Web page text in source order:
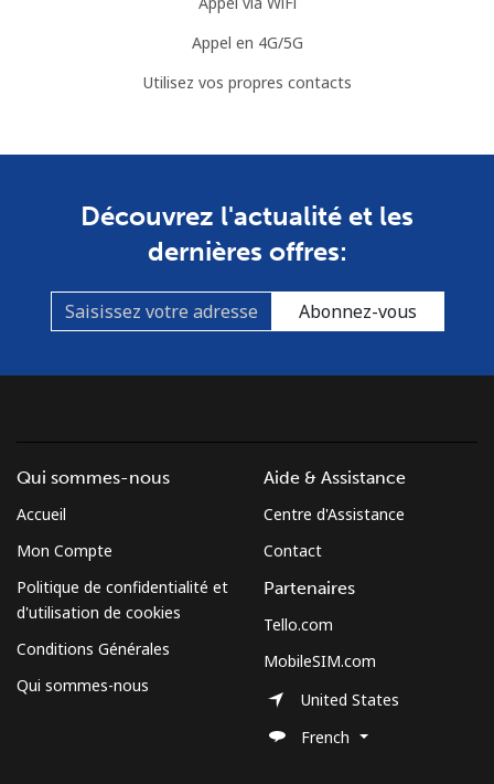
Appel en 4G/5G
Utilisez vos propres contacts
Découvrez l'actualité et les
dernières offres:
Abonnez-vous
Qui sommes-nous
Accueil
Mon Compte
Politique de confidentialité et
d'utilisation de cookies
Conditions Générales
Qui sommes-nous
Aide & Assistance
Centre d'Assistance
Contact
Partenaires
Tello.com
MobileSIM.com
United States
French